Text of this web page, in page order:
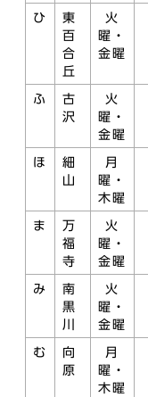
ひ
東
百
合
丘
火
曜・
金曜
ふ
古
沢
火
曜・
金曜
ほ
細
山
月
曜・
木曜
ま
万
福
寺
火
曜・
金曜
み
南
黒
川
火
曜・
金曜
む
向
原
月
曜・
木曜